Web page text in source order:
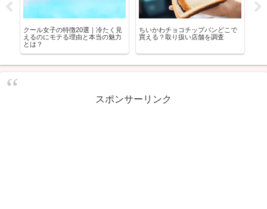
クール女子の特徴20選｜冷たく見
えるのにモテる理由と本当の魅力
とは？
ちいかわチョコチップパンどこで
買える？取り扱い店舗を調査
スポンサーリンク